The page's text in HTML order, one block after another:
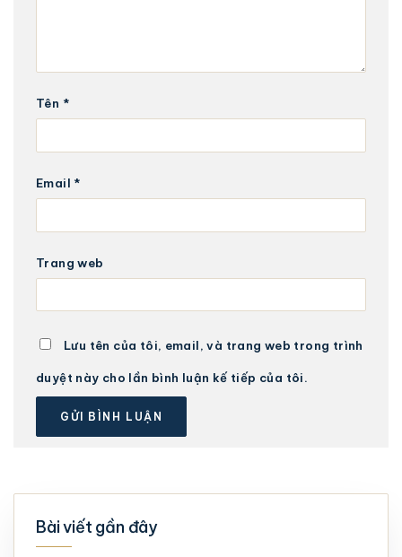
Tên *
Email *
Trang web
Lưu tên của tôi, email, và trang web trong trình
duyệt này cho lần bình luận kế tiếp của tôi.
Bài viết gần đây